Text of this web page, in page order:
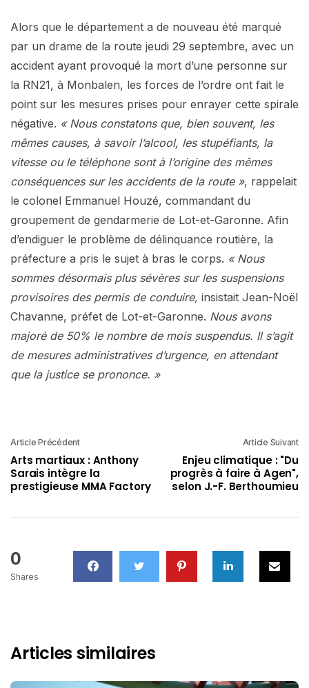
Alors que le département a de nouveau été marqué
par un drame de la route jeudi 29 septembre, avec un
accident ayant provoqué la mort d’une personne sur
la RN21, à Monbalen, les forces de l’ordre ont fait le
point sur les mesures prises pour enrayer cette spirale
négative. « Nous constatons que, bien souvent, les
mêmes causes, à savoir l’alcool, les stupéfiants, la
vitesse ou le téléphone sont à l’origine des mêmes
conséquences sur les accidents de la route », rappelait
le colonel Emmanuel Houzé, commandant du
groupement de gendarmerie de Lot-et-Garonne. Afin
d’endiguer le problème de délinquance routière, la
préfecture a pris le sujet à bras le corps. « Nous
sommes désormais plus sévères sur les suspensions
provisoires des permis de conduire, insistait Jean-Noël
Chavanne, préfet de Lot-et-Garonne. Nous avons
majoré de 50% le nombre de mois suspendus. Il s’agit
de mesures administratives d’urgence, en attendant
que la justice se prononce. »
Article Précédent
Arts martiaux : Anthony
Sarais intègre la
prestigieuse MMA Factory
Article Suivant
Enjeu climatique : "Du
progrès à faire à Agen",
selon J.-F. Berthoumieu
0
Shares
Articles similaires